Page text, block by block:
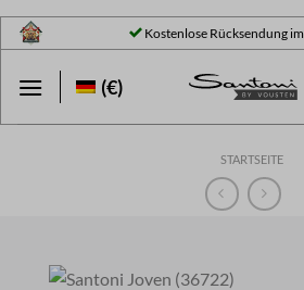
Zum
Inhalt
springen
Kostenlose Rücksendung im
(€)
STARTSEITE